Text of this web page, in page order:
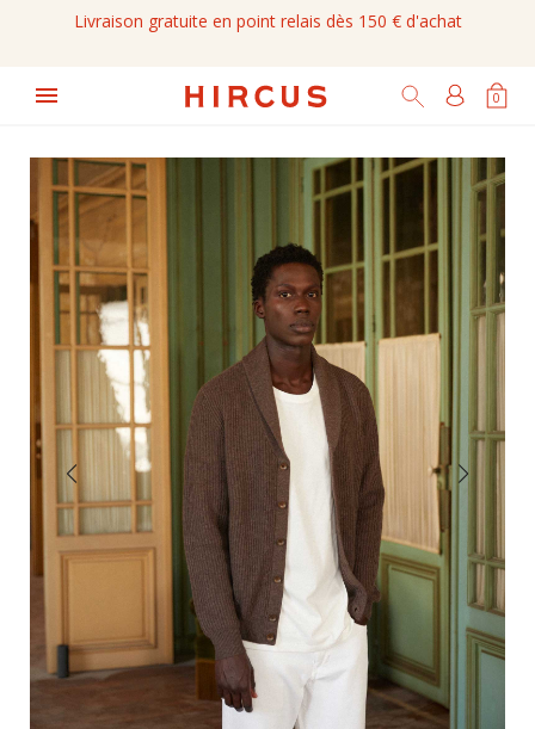
Livraison gratuite en point relais dès 150 € d'achat
0